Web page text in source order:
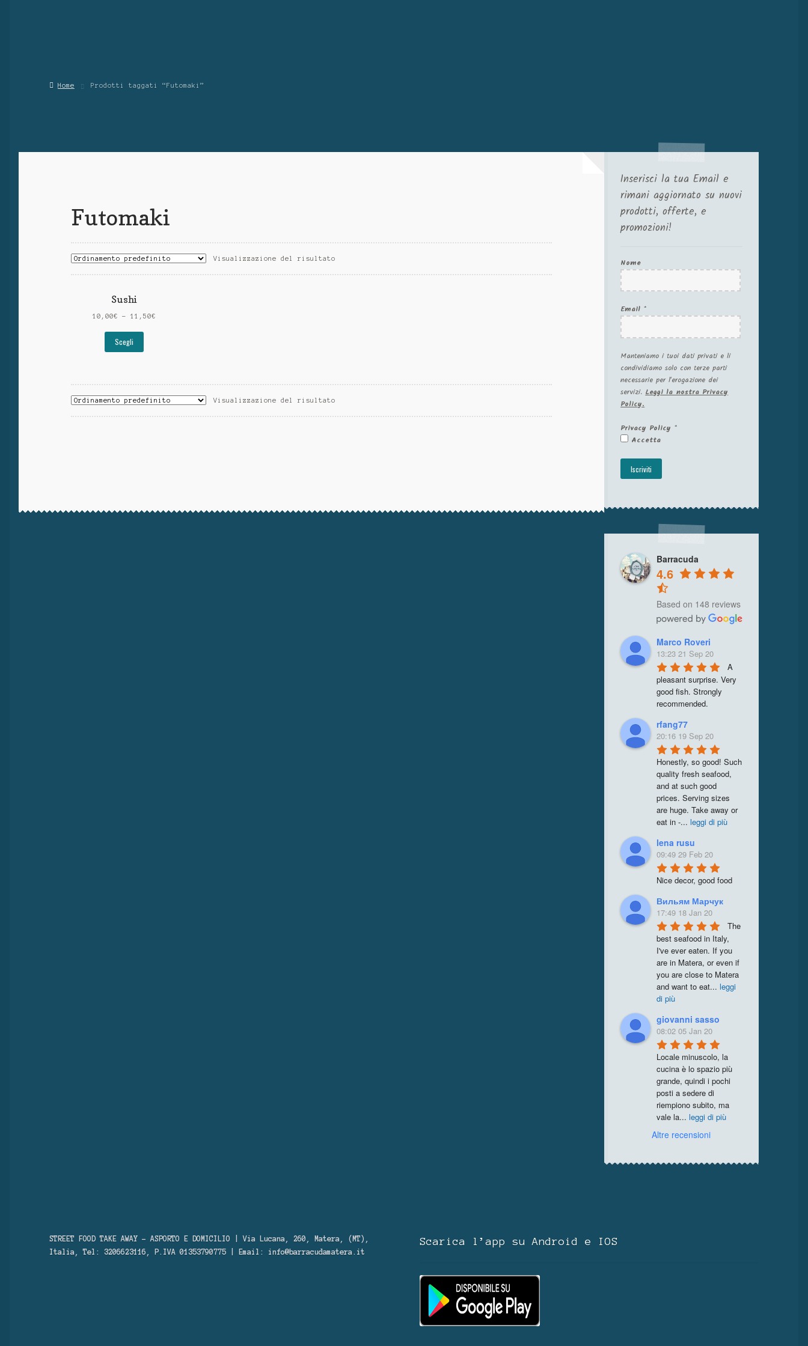
Home Prodotti taggati “Futomaki”
Futomaki
Visualizzazione del risultato
Sushi
10,00€ –11,50€
Scegli
Visualizzazione del risultato
Inserisci la tua Email e
rimani aggiornato su nuovi
prodotti, offerte, e
promozioni!
Nome
Email *
Manteniamo i tuoi dati privati e li
condividiamo solo con terze parti
necessarie per l'erogazione dei
servizi.Leggi la nostra Privacy
Policy.
Privacy Policy *
Accetta
Barracuda
4.6
Based on 148 reviews
Marco Roveri
13:23 21 Sep 20
A
pleasant surprise. Very
good fish. Strongly
recommended.
rfang77
20:16 19 Sep 20
Honestly, so good! Such
quality fresh seafood,
and at such good
prices. Serving sizes
are huge. Take away or
eat in -... leggi di più
lena rusu
09:49 29 Feb 20
Nice decor, good food
Вильям Марчук
17:49 18 Jan 20
The
best seafood in Italy,
I've ever eaten. If you
are in Matera, or even if
you are close to Matera
and want to eat... leggi
di più
giovanni sasso
08:02 05 Jan 20
Locale minuscolo, la
cucina è lo spazio più
grande, quindi i pochi
posti a sedere di
riempiono subito, ma
vale la... leggi di più
Altre recensioni
STREET FOOD TAKE AWAY – ASPORTO E DOMICILIO | Via Lucana, 260, Matera, (MT),
Italia, Tel: 3206623116, P.IVA 01353790775 | Email: info@barracudamatera.it
Scarica l’app su Android e IOS